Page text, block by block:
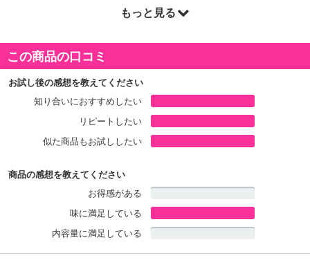
種類区分:ビール
アルコール度数:5%
対象年齢: 20歳以上
もっと見る
この商品の口コミ
お試し後の感想を教えてください
知り合いにおすすめしたい
リピートしたい
似た商品もお試ししたい
商品の感想を教えてください
お得感がある
味に満足している
内容量に満足している